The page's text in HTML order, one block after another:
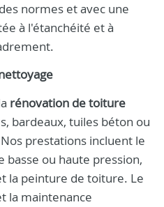
normes et avec une
à l'étanchéité et à
rénovation de toiture
bardeaux, tuiles béton ou
prestations incluent le
basse ou haute pression,
la peinture de toiture. Le
la maintenance